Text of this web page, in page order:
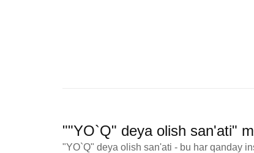
""YO`Q" deya olish san'ati"
"YO`Q" deya olish san'ati - bu har qanday